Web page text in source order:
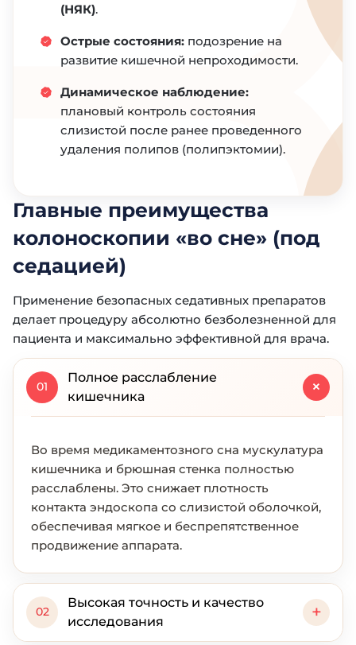
(НЯК).
Острые состояния: подозрение на
развитие кишечной непроходимости.
Динамическое наблюдение:
плановый контроль состояния
слизистой после ранее проведенного
удаления полипов (полипэктомии).
Главные преимущества
колоноскопии «во сне» (под
седацией)
Применение безопасных седативных препаратов
делает процедуру абсолютно безболезненной для
пациента и максимально эффективной для врача.
01
Полное расслабление
кишечника
+
Во время медикаментозного сна мускулатура
кишечника и брюшная стенка полностью
расслаблены. Это снижает плотность
контакта эндоскопа со слизистой оболочкой,
обеспечивая мягкое и беспрепятственное
продвижение аппарата.
02
Высокая точность и качество
исследования
+